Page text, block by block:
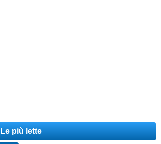
Le più lette